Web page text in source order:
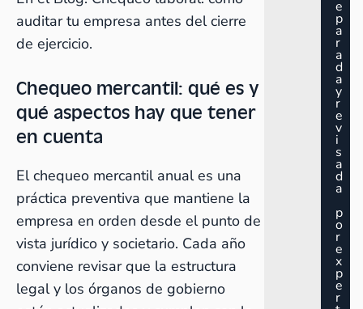
auditar tu empresa antes del cierre
de ejercicio.
Chequeo mercantil: qué es y
qué aspectos hay que tener
en cuenta
El chequeo mercantil anual es una
práctica preventiva que mantiene la
empresa en orden desde el punto de
vista jurídico y societario. Cada año
conviene revisar que la estructura
legal y los órganos de gobierno
e
p
a
r
a
d
a
y
r
e
v
i
s
a
d
a
p
o
r
e
x
p
e
r